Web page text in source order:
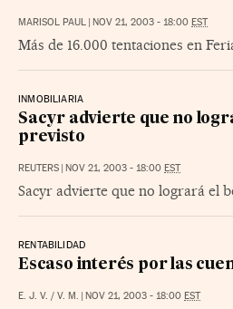
MARISOL PAUL | NOV 21, 2003 - 18:00 EST
Más de 16.000 tentaciones en
INMOBILIARIA
Sacyr advierte que no
previsto
REUTERS | NOV 21, 2003 - 18:00 EST
Sacyr advierte que no logrará el
RENTABILIDAD
Escaso interés por las
E. J. V. / V. M. | NOV 21, 2003 - 18:00 EST